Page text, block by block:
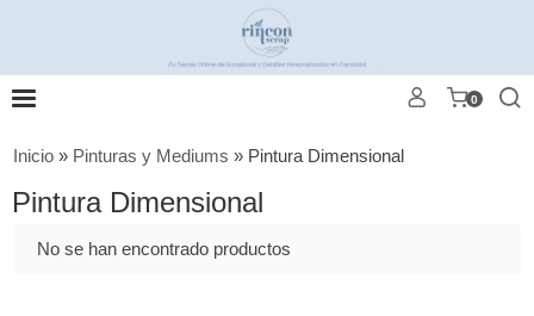
0
Inicio » Pinturas y Mediums » Pintura Dimensional
Pintura Dimensional
No se han encontrado productos